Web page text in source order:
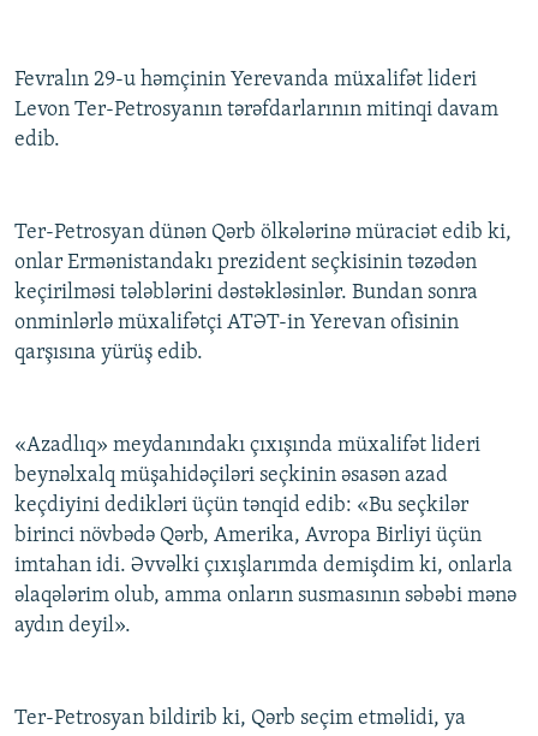
Fevralın 29-u həmçinin Yerevanda müxalifət lideri
Levon Ter-Petrosyanın tərəfdarlarının mitinqi davam
edib.
Ter-Petrosyan dünən Qərb ölkələrinə müraciət edib ki,
onlar Ermənistandakı prezident seçkisinin təzədən
keçirilməsi tələblərini dəstəkləsinlər. Bundan sonra
onminlərlə müxalifətçi ATƏT-in Yerevan ofisinin
qarşısına yürüş edib.
«Azadlıq» meydanındakı çıxışında müxalifət lideri
beynəlxalq müşahidəçiləri seçkinin əsasən azad
keçdiyini dedikləri üçün tənqid edib: «Bu seçkilər
birinci növbədə Qərb, Amerika, Avropa Birliyi üçün
imtahan idi. Əvvəlki çıxışlarımda demişdim ki, onlarla
əlaqələrim olub, amma onların susmasının səbəbi mənə
aydın deyil».
Ter-Petrosyan bildirib ki, Qərb seçim etməlidi, ya